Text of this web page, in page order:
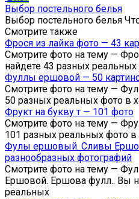
Выбор постельного белья
Выбор постельного белья
Смотрите также
Фрося из лайка фото — 43
Смотрите фото на тему —
найдете 43 разных
Фуллы ершовой — 50
Смотрите фото на тему —
50 разных реальных фото в
Фрукт на букву т — 101 фото
Смотрите фото на тему —
101 разных реальных фото
Фулы ершовый. Сливы
разнообразных фотографий
Смотрите фото на тему —
Ершовой. Ершова фулл.. Вы
реальных